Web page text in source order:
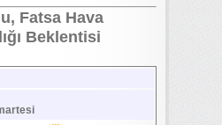
Fatsa Hava
Beklentisi